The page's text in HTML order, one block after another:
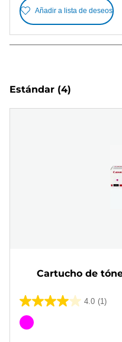
Añadir a lista de deseos
Estándar (4)
Cartucho de
4.0 (1)
4.0
de
Cartucho